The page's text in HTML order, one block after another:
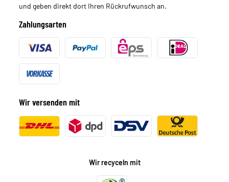
und geben direkt dort Ihren Rückrufwunsch an.
Zahlungsarten
Wir versenden mit
Wir recyceln mit